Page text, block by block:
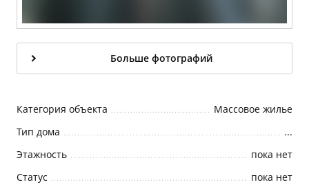
Больше фотографий
Категория объекта
Массовое жилье
Тип дома
...
Этажность
пока нет
Статус
пока нет